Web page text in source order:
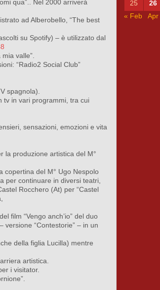
qua”.. Nel 2000 arriverà
ad Alberobello, “The best
su Spotify) – è utilizzato dal
valle”.
“Radio2 Social Club”
spagnola).
tv in vari programmi, tra cui
sensazioni, emozioni e vita
la produzione artistica del M°
copertina del M° Ugo Nespolo
per continuare in diversi teatri,
Rocchero (At) per “Castel
film “Vengo anch’io” del duo
versione “Contestorie” – in un
della figlia Lucilla) mentre
artistica.
i visitator.
25
26
« Feb
Apr